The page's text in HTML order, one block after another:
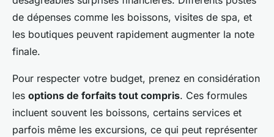
de dépenses comme les boissons, visites de spa, et
les boutiques peuvent rapidement augmenter la note
finale.
Pour respecter votre budget, prenez en considération
les options de forfaits tout compris. Ces formules
incluent souvent les boissons, certains services et
parfois même les excursions, ce qui peut représenter